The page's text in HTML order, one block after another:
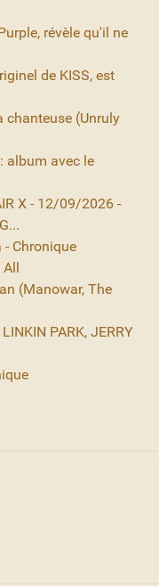
révèle qu'il ne
de KISS, est
chanteuse (Unruly
album avec le
X - 12/09/2026 -
- Chronique
All
(Manowar, The
PARK, JERRY